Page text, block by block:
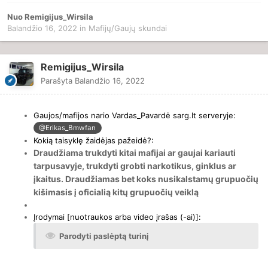
NuoRemigijus_Wirsila
Balandžio 16, 2022 in Mafijų/Gaujų skundai
Remigijus_Wirsila
Parašyta Balandžio 16, 2022
Gaujos/mafijos nario Vardas_Pavardė sarg.lt serveryje:
@Erikas_Bmwfan
Kokią taisyklę žaidėjas pažeidė?:
Draudžiama trukdyti kitai mafijai ar gaujai kariauti
tarpusavyje, trukdyti grobti narkotikus, ginklus ar
įkaitus. Draudžiamas bet koks nusikalstamų grupuočių
kišimasis į oficialią kitų grupuočių veiklą
Įrodymai [nuotraukos arba video įrašas (-ai)]:
Parodyti paslėptą turinį